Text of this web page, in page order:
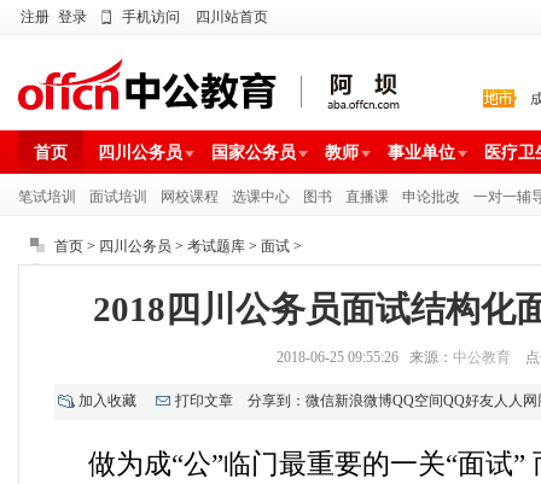
注册 登录 手机访问 四川站首页
首页 四川公务员 国家公务员 教师 事业单位 医疗卫
笔试培训 面试培训 网校课程 选课中心 图书 直播课 申论批改 一对一辅
首页 > 四川公务员 > 考试题库 > 面试 >
2018四川公务员面试结构化
2018-06-25 09:55:26 来源： 中公教育 点
加入收藏 打印文章 分享到： 微信新浪微博QQ空间QQ好友人人网
做为成“公”临门最重要的一关“面试”